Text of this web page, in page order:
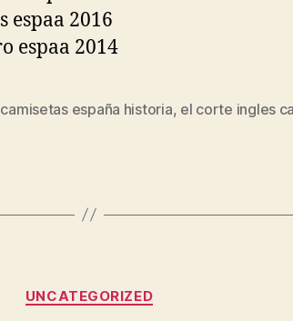
camisetas españa historia, el corte ingles
Categorías
UNCATEGORIZED